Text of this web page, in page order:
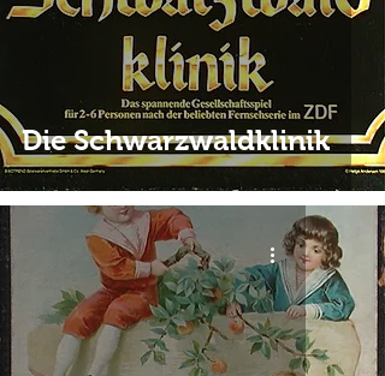
Die Schwarzwaldklinik